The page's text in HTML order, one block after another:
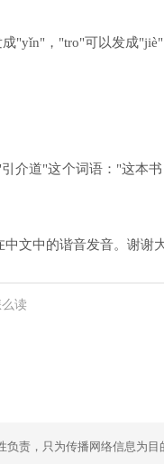
"yǐn"，"tro"可以发成
介道"这个词语："这本
文中的谐音发音。谢谢
读
责，只为传播网络信息为